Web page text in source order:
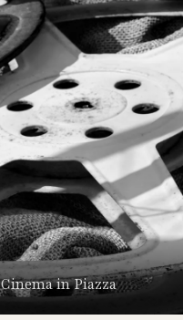
Cinema in Piazza